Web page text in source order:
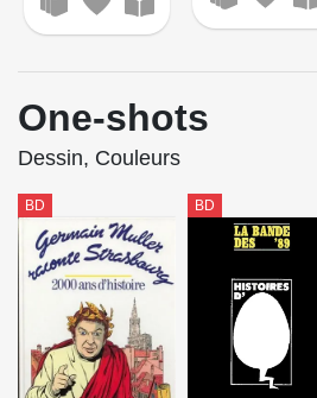
One-shots
Dessin, Couleurs
BD BD